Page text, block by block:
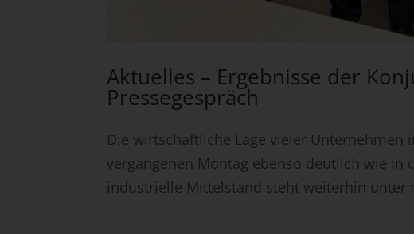
Aktuelles – Ergebnisse der
Pressegespräch
Die wirtschaftliche Lage vieler Unternehmen
vergangenen Montag ebenso deutlich wie in
industrielle Mittelstand steht weiterhin unter